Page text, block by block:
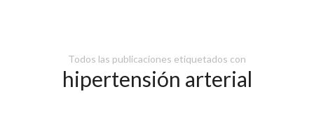
Todos las publicaciones etiquetados con
hipertensión arterial